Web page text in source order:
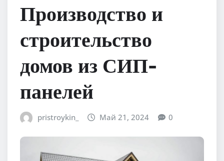
Производство и
строительство
домов из СИП-
панелей
pristroykin_ Май 21, 2024 0